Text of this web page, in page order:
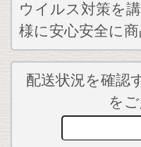
ウイルス対策を
様に安心安全に
配送状況を確認
を